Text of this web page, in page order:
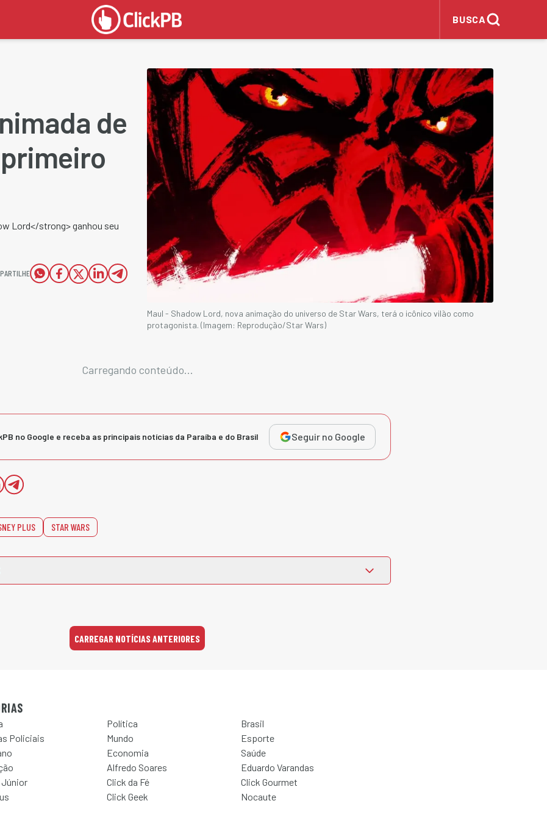
BUSCA
de
Lord</strong> ganhou seu
Maul - Shadow Lord, nova animação do universo de Star Wars, terá o icônico vilão como
protagonista. (Imagem: Reprodução/Star Wars)
Carregando conteúdo...
no Google e receba as principais notícias da Paraíba e do Brasil Seguir no Google
PLUS STAR WARS
CARREGAR NOTÍCIAS ANTERIORES
Política
Brasil
Policiais
Mundo
Esporte
Economia
Saúde
Alfredo Soares
Eduardo Varandas
Júnior
Click da Fé
Click Gourmet
Click Geek Nocaute